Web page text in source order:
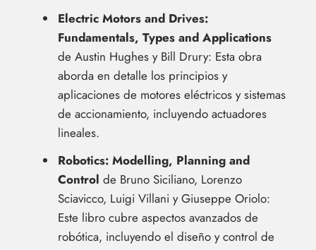
Electric Motors and Drives:
Fundamentals, Types and Applications
de Austin Hughes y Bill Drury: Esta obra
aborda en detalle los principios y
aplicaciones de motores eléctricos y sistemas
de accionamiento, incluyendo actuadores
lineales.
Robotics: Modelling, Planning and
Control de Bruno Siciliano, Lorenzo
Sciavicco, Luigi Villani y Giuseppe Oriolo:
Este libro cubre aspectos avanzados de
robótica, incluyendo el diseño y control de